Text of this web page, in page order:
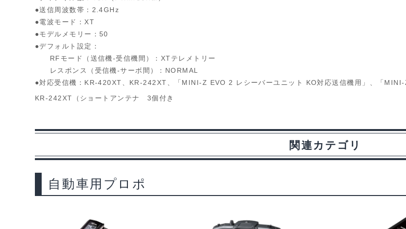
●送信周波数帯：2.4GHz
●電波モード：XT
●モデルメモリー：50
●デフォルト設定：
RFモード（送信機-受信機間）：XTテレメトリー
レスポンス（受信機-サーボ間）：NORMAL
●対応受信機：KR-420XT、KR-242XT、「MINI-Z EVO 2 レシーバーユニット KO対応送信機用」、「
KR-242XT（ショートアンテナ 3個付き
関連カテゴリ
自動車用プロポ